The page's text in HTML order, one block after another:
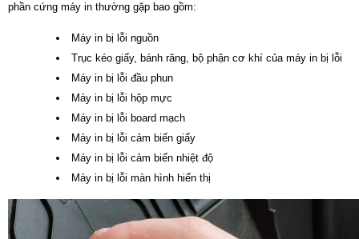
phần cứng máy in thường gặp bao gồm:
Máy in bị lỗi nguồn
Trục kéo giấy, bánh răng, bộ phận cơ khí của máy in bị lỗi
Máy in bị lỗi đầu phun
Máy in bị lỗi hộp mực
Máy in bị lỗi board mạch
Máy in bị lỗi cảm biến giấy
Máy in bị lỗi cảm biến nhiệt độ
Máy in bị lỗi màn hình hiển thị